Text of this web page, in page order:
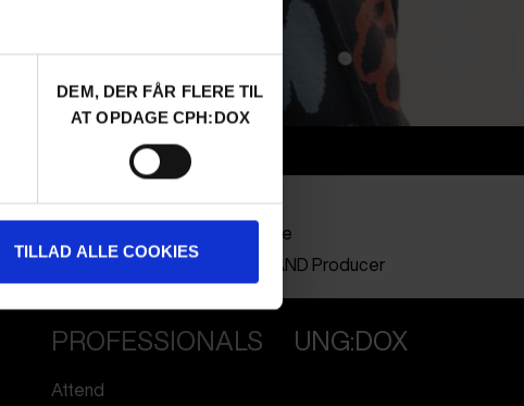
DEM, DER FÅR FLERE TIL
AT OPDAGE CPH:DOX
TILLAD ALLE COOKIES
Nationality
Chile
Grieta Cine
Director AND Producer
PROFESSIONALS
Attend
UNG:DOX